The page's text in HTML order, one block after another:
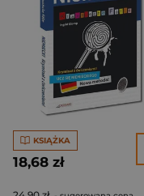
KSIĄŻKA
18,68 zł